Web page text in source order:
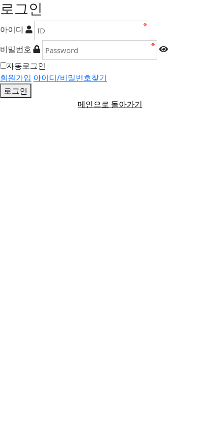
로그인
아이디
비밀번호
자동로그인
회원가입 아이디/비밀번호찾기
로그인
메인으로 돌아가기